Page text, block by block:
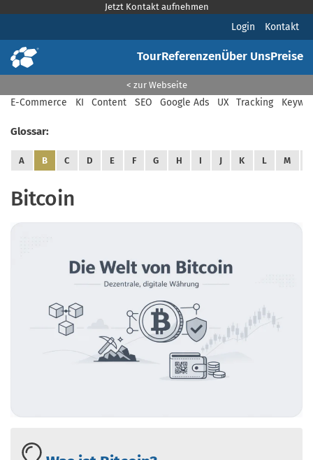
Jetzt Kontakt aufnehmen
Login Kontakt
TourReferenzenÜber UnsPreise
< zur Webseite
E-Commerce KI Content SEO Google Ads UX Tracking
Glossar:
A B C D E F G H I J K L M
Bitcoin